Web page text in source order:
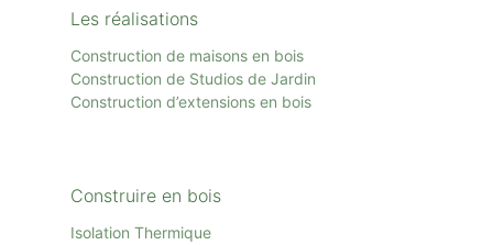
Les réalisations
Construction de maisons en bois
Construction de Studios de Jardin
Construction d’extensions en bois
Construire en bois
Isolation Thermique